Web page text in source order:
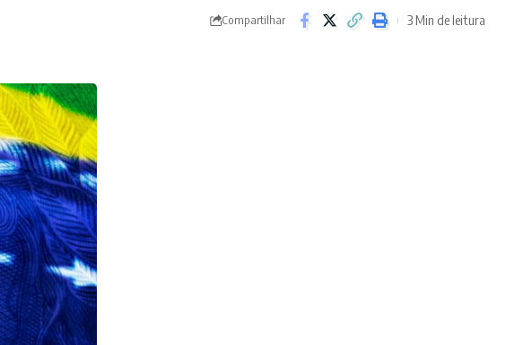
Compartilhar 3 Min de leitura